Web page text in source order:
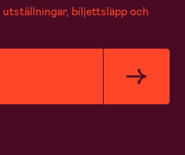
utställningar, biljettsläpp och